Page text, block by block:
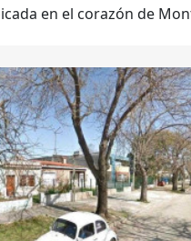
en el corazón de